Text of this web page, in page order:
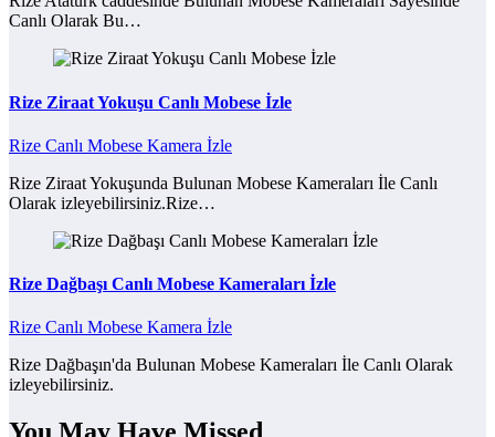
Canlı Olarak Bu…
Rize Ziraat Yokuşu Canlı Mobese İzle
Rize Canlı Mobese Kamera İzle
Rize Ziraat Yokuşunda Bulunan Mobese Kameraları İle Canlı
Olarak izleyebilirsiniz.Rize…
Rize Dağbaşı Canlı Mobese Kameraları İzle
Rize Canlı Mobese Kamera İzle
Rize Dağbaşın'da Bulunan Mobese Kameraları İle Canlı Olarak
izleyebilirsiniz.